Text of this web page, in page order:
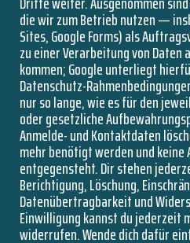
die wir zum Betrieb nutzen —
Sites, Google Forms) als
zu einer Verarbeitung von Daten
kommen; Google unterliegt
Datenschutz-
nur so lange, wie es für den
oder gesetzliche
Anmelde- und Kontaktdaten
mehr benötigt werden und
entgegensteht. Dir stehen
Berichtigung, Löschung,
Datenübertragbarkeit und
Einwilligung kannst du jederzeit
widerrufen. Wende dich dafür